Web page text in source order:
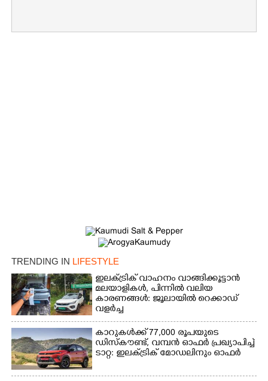
TRENDING IN LIFESTYLE
ഇലക്ട്രിക് വാഹനം വാങ്ങിക്കൂട്ടാൻ
മലയാളികൾ, പിന്നിൽ വലിയ
കാരണങ്ങൾ: ജൂലായിൽ റെക്കാഡ്
വളർച്ച
കാറുകൾക്ക് 77,000 രൂപയുടെ
ഡിസ്കൗണ്ട്, വമ്പൻ ഓഫർ പ്രഖ്യാപിച്ച്
ടാറ്റ: ഇലക്ട്രിക് മോഡലിനും ഓഫർ
Copy Link